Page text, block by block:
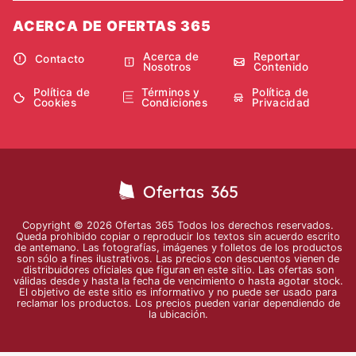
ACERCA DE OFERTAS 365
Contacto
Acerca de
Nosotros
Reportar
Contenido
Política de
Cookies
Términos y
Condiciones
Política de
Privacidad
Copyright © 2026 Ofertas 365 Todos los derechos reservados.
Queda prohibido copiar o reproducir los textos sin acuerdo escrito
de antemano. Las fotografías, imágenes y folletos de los productos
son sólo a fines ilustrativos. Las precios con descuentos vienen de
distribuidores oficiales que figuran en este sitio. Las ofertas son
válidas desde y hasta la fecha de vencimiento o hasta agotar stock.
El objetivo de este sitio es informativo y no puede ser usado para
reclamar los productos. Los precios pueden variar dependiendo de
la ubicación.